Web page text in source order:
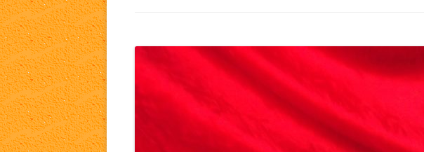
TANTRA FÜR DEN WESTEN
TANTRA-FAQ
TANTRA LERNEN